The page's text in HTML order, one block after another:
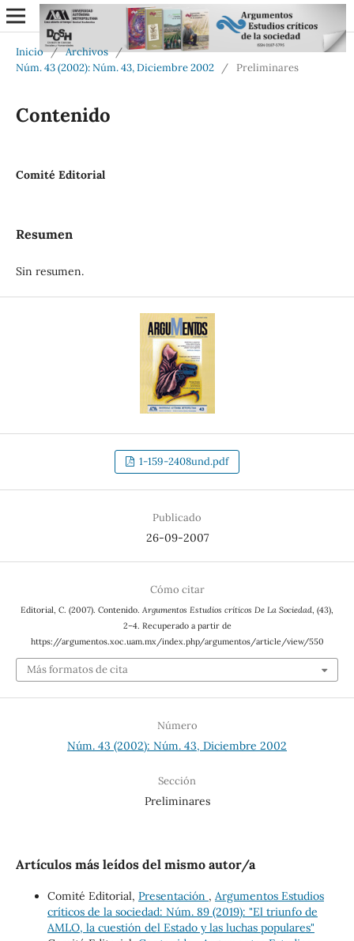
Inicio / Archivos /
Núm. 43 (2002): Núm. 43, Diciembre 2002
/ Preliminares
Contenido
Comité Editorial
Resumen
Sin resumen.
1-159-2408und.pdf
Publicado
26-09-2007
Cómo citar
Editorial, C. (2007). Contenido. Argumentos Estudios críticos De La Sociedad, (43),
2–4. Recuperado a partir de
https://argumentos.xoc.uam.mx/index.php/argumentos/article/view/550
Más formatos de cita
Número
Núm. 43 (2002): Núm. 43, Diciembre 2002
Sección
Preliminares
Artículos más leídos del mismo autor/a
Comité Editorial, Presentación , Argumentos Estudios
críticos de la sociedad: Núm. 89 (2019): "El triunfo de
AMLO, la cuestión del Estado y las luchas populares"